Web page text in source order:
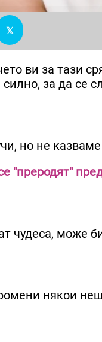
ви за тази
за да се
но не
"преродят"
чудеса, може
някои